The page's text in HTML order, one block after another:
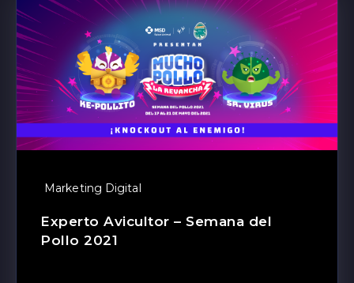
Marketing Digital
Experto Avicultor – Semana del
Pollo 2021